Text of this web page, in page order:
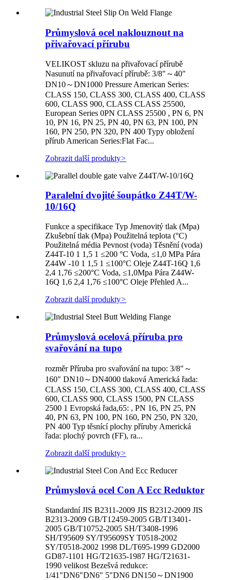
Průmyslová ocel naklouznout na
přivařovací přírubu
VELIKOST skluzu na přivařovací přírubě
Nasunutí na přivařovací přírubě: 3/8"～40"
DN10～DN1000 Pressure American Series:
CLASS 150, CLASS 300, CLASS 400, CLASS
600, CLASS 900, CLASS CLASS 25500,
European Series 0PN CLASS 25500 , PN 6, PN
10, PN 16, PN 25, PN 40, PN 63, PN 100, PN
160, PN 250, PN 320, PN 400 Typy obložení
přírub American Series:Flat Fac...
Zobrazit další produkty>
Paralelní dvojité šoupátko Z44T/W-
10/16Q
Funkce a specifikace Typ Jmenovitý tlak (Mpa)
Zkušební tlak (Mpa) Použitelná teplota (°C)
Použitelná média Pevnost (voda) Těsnění (voda)
Z44T-10 1 1,5 1 ≤200 °C Voda, ≤1,0 MPa Pára
Z44W -10 1 1,5 1 ≤100°C Oleje Z44T-16Q 1,6
2,4 1,76 ≤200°C Voda, ≤1,0Mpa Pára Z44W-
16Q 1,6 2,4 1,76 ≤100°C Oleje Přehled A...
Zobrazit další produkty>
Průmyslová ocelová příruba pro
svařování na tupo
rozměr Příruba pro svařování na tupo: 3/8"～
160" DN10～DN4000 tlaková Americká řada:
CLASS 150, CLASS 300, CLASS 400, CLASS
600, CLASS 900, CLASS 1500, PN CLASS
2500 1 Evropská řada,65: , PN 16, PN 25, PN
40, PN 63, PN 100, PN 160, PN 250, PN 320,
PN 400 Typ těsnící plochy příruby Americká
řada: plochý povrch (FF), ra...
Zobrazit další produkty>
Průmyslová ocel Con A Ecc Reduktor
Standardní JIS B2311-2009 JIS B2312-2009 JIS
B2313-2009 GB/T12459-2005 GB/T13401-
2005 GB/T10752-2005 SH/T3408-1996
SH/T95609 SY/T95609SY T0518-2002
SY/T0518-2002 1998 DL/T695-1999 GD2000
GD87-1101 HG/T21635-1987 HG/T21631-
1990 velikost Bezešvá redukce:
1/41"DN6"DN6" 5"DN6 DN150～DN1900